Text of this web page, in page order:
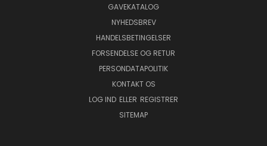
GAVEKATALOG
NYHEDSBREV
HANDELSBETINGELSER
FORSENDELSE OG RETUR
PERSONDATAPOLITIK
KONTAKT OS
LOG IND ELLER REGISTRER
SITEMAP